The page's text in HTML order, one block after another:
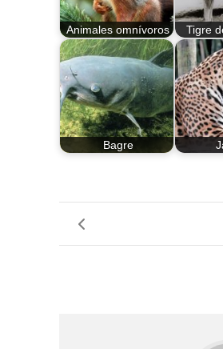
Animales omnívoros Tigre
Bagre